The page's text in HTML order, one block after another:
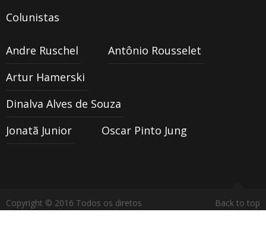
Colunistas
Andre Ruschel
Antônio Rousselet
Artur Hamerski
Dinalva Alves de Souza
Jonatã Junior
Oscar Pinto Jung
Back to top
Copyright © 2016 Todos os diretos